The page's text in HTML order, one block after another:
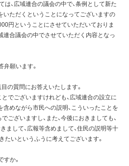
、広域連合の議会の中で、条例として新た
いただくということになってございますの
円ということにさせていただいておりま
連合議会の中でさせていただく内容となっ
弁願います。
の質問にお答えいたします。
でございますけれども、広域連合の設立に
含めながら市民への説明、こういったことを
ございますし、また、今後におきましても、
まして、広報等含めまして、住民の説明等十
たいというふうに考えてございます。
すか。